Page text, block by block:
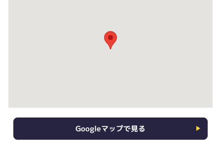
Googleマップで見る